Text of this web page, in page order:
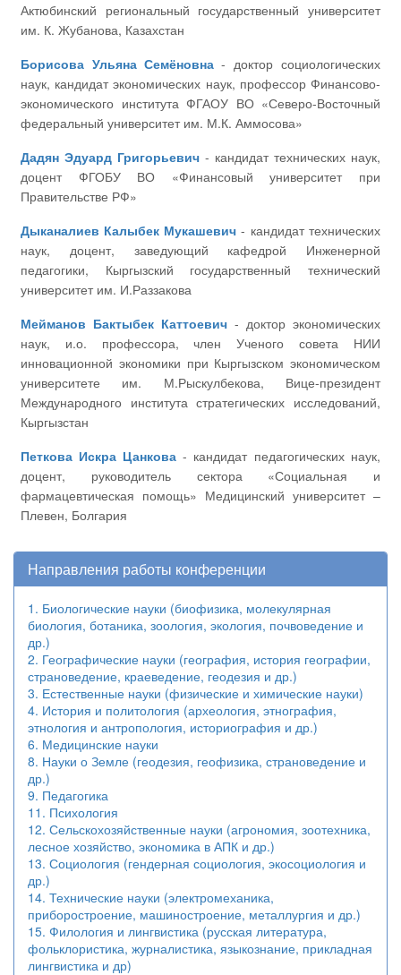
Актюбинский региональный государственный университет
им. К. Жубанова, Казахстан
Борисова Ульяна Семёновна
наук, кандидат экономических наук, профессор Финансово-
экономического института ФГАОУ ВО «Северо-Восточный
федеральный университет им. М.К. Аммосова»
Дадян Эдуард Григорьевич
доцент ФГОБУ ВО «Финансовый университет при
Правительстве РФ»
Дыканалиев Калыбек Мукашевич
наук, доцент, заведующий кафедрой Инженерной
педагогики, Кыргызский государственный технический
университет им. И.Раззакова
Мейманов Бактыбек Каттоевич
наук, и.о. профессора, член Ученого совета НИИ
инновационной экономики при Кыргызском экономическом
университете им. М.Рыскулбекова, Вице-президент
Международного института стратегических исследований,
Кыргызстан
Петкова Искра Цанкова
доцент, руководитель сектора «Социальная и
фармацевтическая помощь» Медицинский университет –
Плевен, Болгария
Направления работы конференции
1. Биологические науки (биофизика, молекулярная
биология, ботаника, зоология, экология, почвоведение и
др.)
2. Географические науки (география, история географии,
страноведение, краеведение, геодезия и др.)
3. Естественные науки (физические и химические науки)
4. История и политология (археология, этнография,
этнология и антропология, историография и др.)
6. Медицинские науки
8. Науки о Земле (геодезия, геофизика, страноведение и
др.)
9. Педагогика
11. Психология
12. Сельскохозяйственные науки (агрономия, зоотехника,
лесное хозяйство, экономика в АПК и др.)
13. Социология (гендерная социология, экосоциология и
др.)
14. Технические науки (электромеханика,
приборостроение, машиностроение, металлургия и др.)
15. Филология и лингвистика (русская литература,
фольклористика, журналистика, языкознание, прикладная
лингвистика и др)